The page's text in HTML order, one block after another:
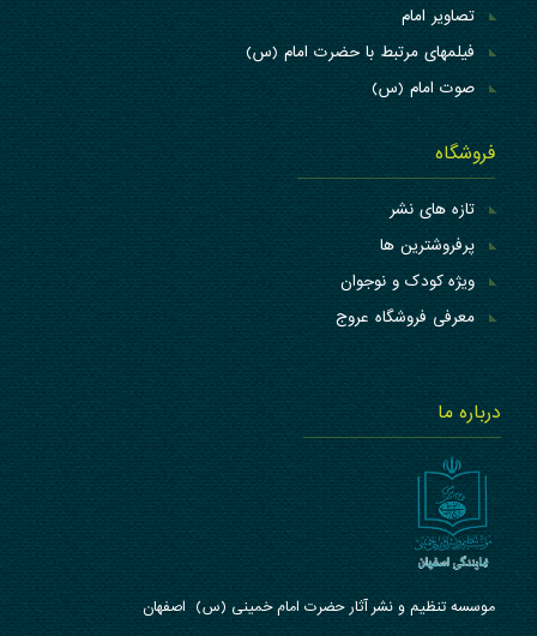
تصاویر امام
فیلمهای مرتبط با حضرت امام (س)
صوت امام (س)
فروشگاه
تازه های نشر
پرفروشترین ها
ویژه کودک و نوجوان
معرفی فروشگاه عروج
درباره ما
موسسه تنظیم و نشر آثار حضرت امام خمینی (س) اصفهان